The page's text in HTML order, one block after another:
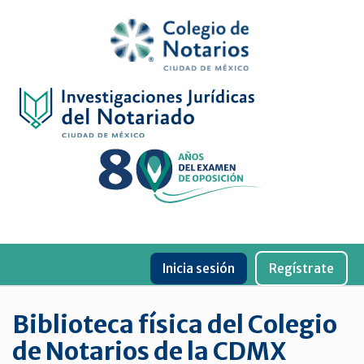
Física
Jurídica
virtual
de
Inicia sesión Regístrate
Biblioteca física del Colegio
de Notarios de la CDMX